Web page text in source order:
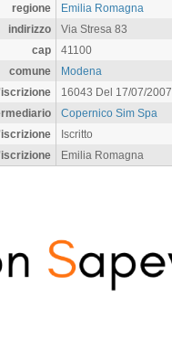
regione
Emilia Romagna
indirizzo
Via Stresa 83
cap
41100
comune
Modena
16043 Del 17/07/2007
Copernico Sim Spa
Iscritto
Emilia Romagna